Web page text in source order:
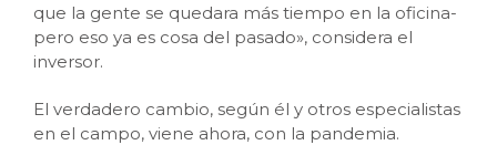
que la gente se quedara más tiempo en la oficina-
pero eso ya es cosa del pasado», considera el
inversor.
El verdadero cambio, según él y otros especialistas
en el campo, viene ahora, con la pandemia.